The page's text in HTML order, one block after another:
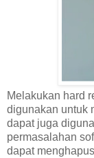
Melakukan hard
digunakan untuk
dapat juga
permasalahan
dapat